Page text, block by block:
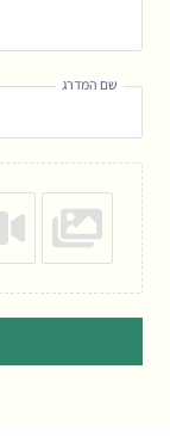
שם המדרג